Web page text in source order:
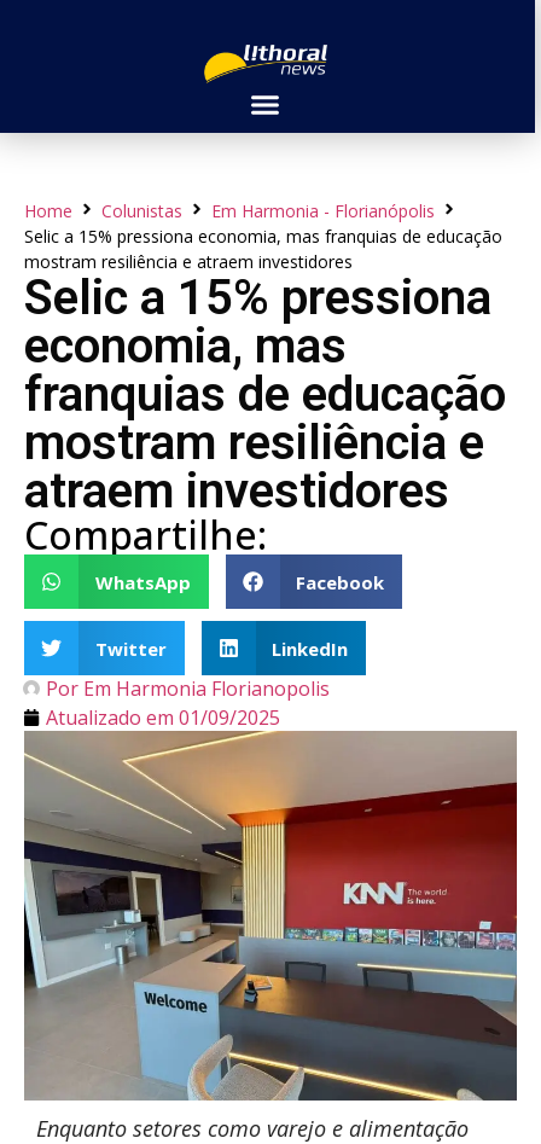
Home Colunistas
Em Harmonia - Florianópolis
Selic a 15% pressiona economia, mas franquias de educação
mostram resiliência e atraem investidores
Selic a 15% pressiona
economia, mas
franquias de educação
mostram resiliência e
atraem investidores
Compartilhe:
WhatsApp Facebook
Twitter LinkedIn
Por Em Harmonia Florianopolis
Atualizado em 01/09/2025
Enquanto setores como varejo e alimentação